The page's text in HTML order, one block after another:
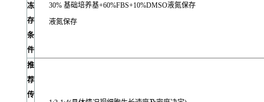
冻
存
条
件
30% 基础培养基+60%FBS+10%DMSO液氮保存
液氮保存
推
荐
传